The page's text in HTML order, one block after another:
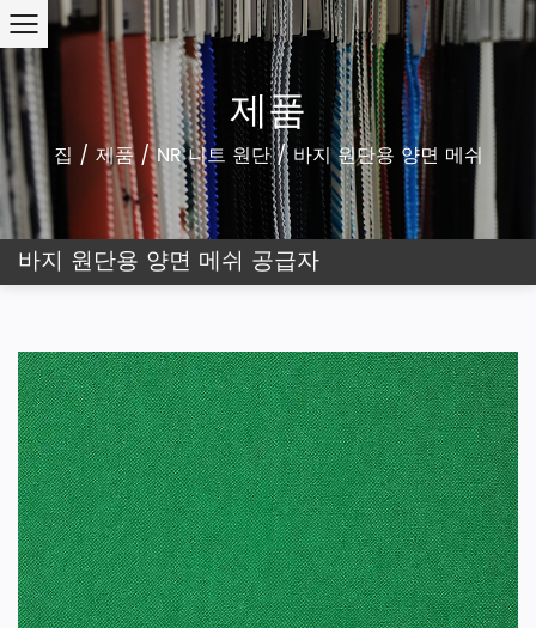
제품
집 / 제품/NR 니트 원단/바지 원단용 양면 메쉬
바지 원단용 양면 메쉬 공급자